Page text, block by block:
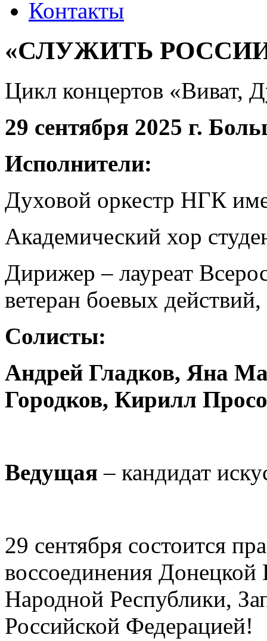
Контакты
«СЛУЖИТЬ
Цикл концертов «Виват,
29 сентября 2025 г.
Исполнители:
Духовой оркестр НГК
Академический хор
Дирижер – лауреат
ветеран боевых
Солисты:
Андрей Гладков, Яна
Городков, Кирилл
Ведущая – кандидат
29 сентября состоится
воссоединения
Народной Республики,
Российской Федерацией!